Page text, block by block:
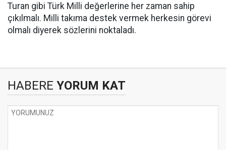
Turan gibi Türk Milli değerlerine her zaman sahip
çıkılmalı. Milli takıma destek vermek herkesin görevi
olmalı diyerek sözlerini noktaladı.
HABERE YORUM KAT